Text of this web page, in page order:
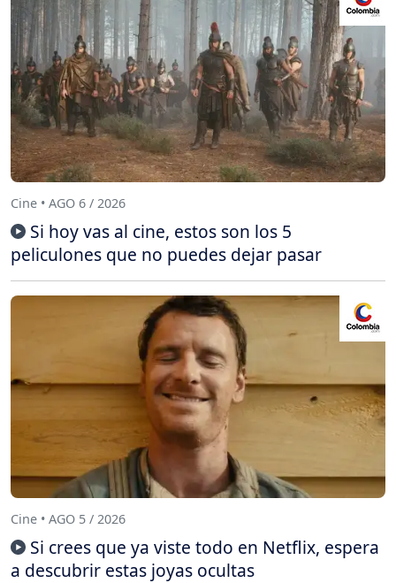
Cine • AGO 6 / 2026
Si hoy vas al cine, estos son los 5
peliculones que no puedes dejar pasar
Cine • AGO 5 / 2026
Si crees que ya viste todo en Netflix, espera
a descubrir estas joyas ocultas